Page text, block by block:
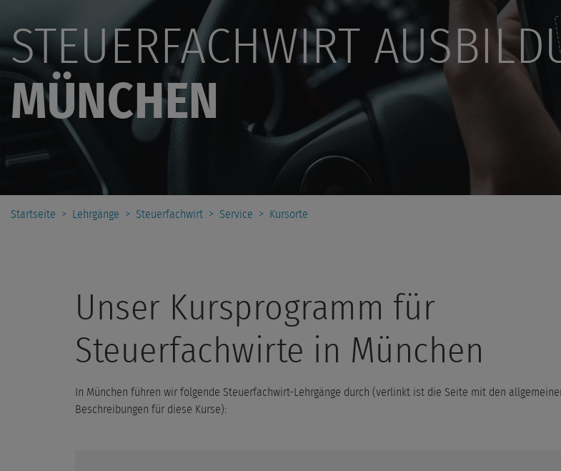
STEUERFACHWIRT
MÜNCHEN
Startseite > Lehrgänge > Steuerfachwirt > Service > Kursorte
Unser Kursprogramm für
Steuerfachwirte in München
In München führen wir folgende Steuerfachwirt-Lehrgänge durch (verlinkt ist die Seite mit den
Beschreibungen für diese Kurse):